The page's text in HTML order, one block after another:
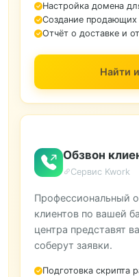
Настройка домена
Создание продающих
Отчёт о доставке и
Найти
Обзвон
Сервис Kwork
Профессиональный
клиентов по вашей
центра представят
соберут заявки.
Подготовка скрипта